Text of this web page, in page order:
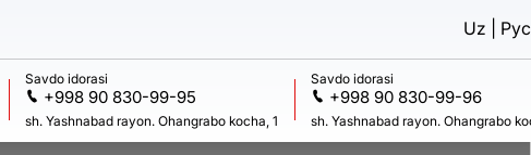
Uz Рус
Savdo idorasi
+998 90 830-99-95
sh. Yashnabad rayon. Ohangrabo kocha, 1
Savdo idorasi
+998 90 830-99-96
sh. Yashnabad rayon. Ohangrabo